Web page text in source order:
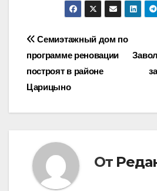
Навигация
по
записям
Семиэтажный дом по
программе реновации
построят в районе
Царицыно
От